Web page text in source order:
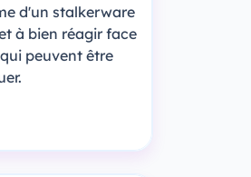
d'un stalkerware
à bien réagir face
peuvent être